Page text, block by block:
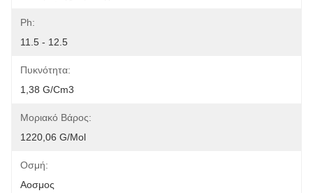
Ph:
11.5 - 12.5
Πυκνότητα:
1,38 G/cm3
Μοριακό Βάρος:
1220,06 G/mol
Οσμή:
Αοσμος